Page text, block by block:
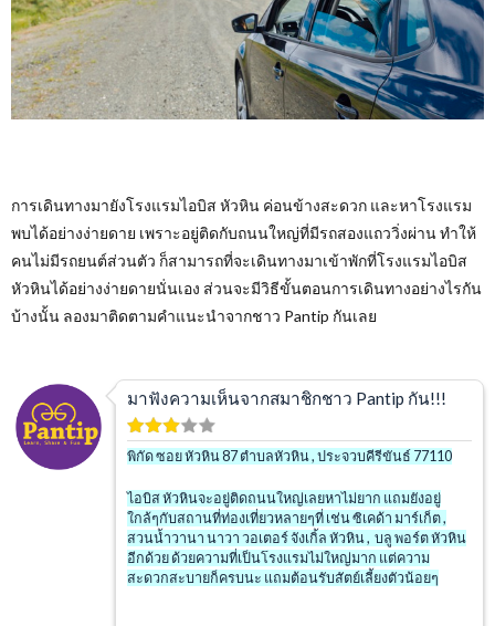
การเดินทางมายังโรงแรมไอบิส หัวหิน ค่อนข้างสะดวก และหาโรงแรม
พบได้อย่างง่ายดาย เพราะอยู่ติดกับถนนใหญ่ที่มีรถสองแถววิ่งผ่าน ทำให้
คนไม่มีรถยนต์ส่วนตัว ก็สามารถที่จะเดินทางมาเข้าพักที่โรงแรมไอบิส
หัวหินได้อย่างง่ายดายนั่นเอง ส่วนจะมีวิธีขั้นตอนการเดินทางอย่างไรกัน
บ้างนั้น ลองมาติดตามคำแนะนำจากชาว Pantip กันเลย
มาฟังความเห็นจากสมาชิกชาว Pantip กัน!!!
พิกัด ซอย หัวหิน 87 ตำบลหัวหิน , ประจวบคีรีขันธ์ 77110
ไอบิส หัวหินจะอยู่ติดถนนใหญ่เลยหาไม่ยาก แถมยังอยู่
ใกล้ๆกับสถานที่ท่องเที่ยวหลายๆที่ เช่น ซิเคด้า มาร์เก็ต ,
สวนน้ำวานา นาวา วอเตอร์ จังเกิ้ล หัวหิน , บลู พอร์ต หัวหิน
อีกด้วย ด้วยความที่เป็นโรงแรมไม่ใหญ่มาก แต่ความ
สะดวกสะบายก็ครบนะ แถมต้อนรับสัตย์เลี้ยงตัวน้อยๆ